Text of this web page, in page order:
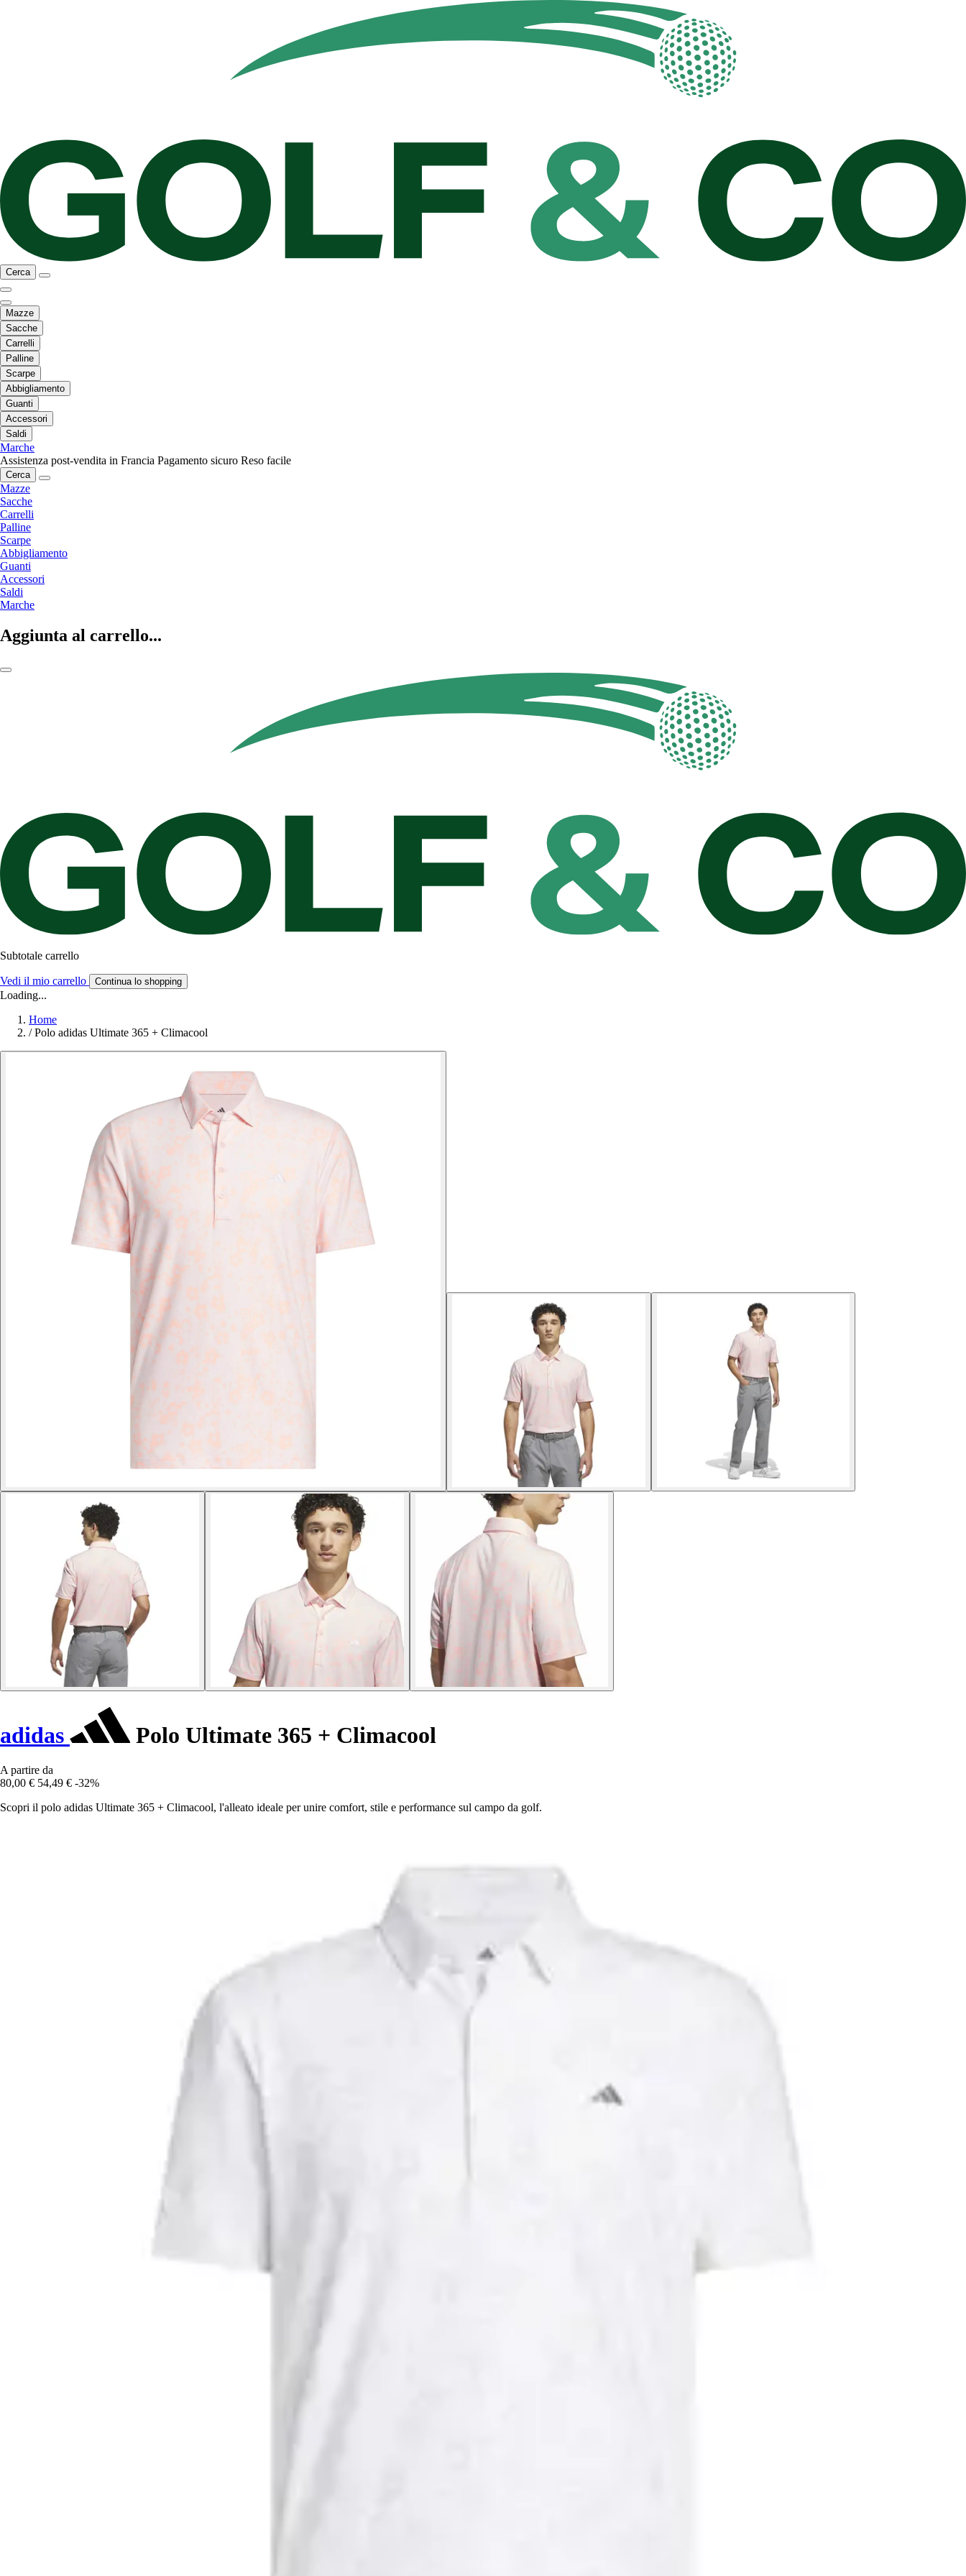
Cerca
Mazze
Sacche
Carrelli
Palline
Scarpe
Abbigliamento
Guanti
Accessori
Saldi
Marche
Assistenza post-vendita in Francia Pagamento sicuro Reso facile
Cerca
Mazze
Sacche
Carrelli
Palline
Scarpe
Abbigliamento
Guanti
Accessori
Saldi
Marche
Aggiunta al carrello...
Subtotale carrello
Vedi il mio carrello Continua lo shopping
Loading...
Home
/ Polo adidas Ultimate 365 + Climacool
adidas Polo Ultimate 365 + Climacool
A partire da
80,00 € 54,49 € -32%
Scopri il polo adidas Ultimate 365 + Climacool, l'alleato ideale per unire comfort, stile e performance sul campo da golf.